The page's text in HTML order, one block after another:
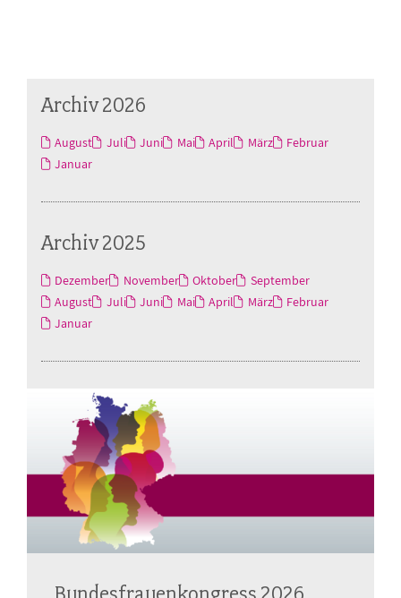
Archiv 2026
August Juli Juni Mai April März
Februar
Januar
Archiv 2025
Dezember November Oktober
September
August
Juli Juni Mai April März
Februar
Januar